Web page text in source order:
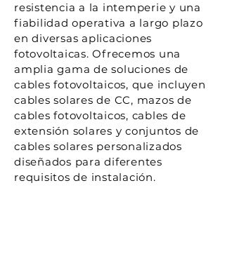
resistencia a la intemperie y una
fiabilidad operativa a largo plazo
en diversas aplicaciones
fotovoltaicas. Ofrecemos una
amplia gama de soluciones de
cables fotovoltaicos, que incluyen
cables solares de CC, mazos de
cables fotovoltaicos, cables de
extensión solares y conjuntos de
cables solares personalizados
diseñados para diferentes
requisitos de instalación.